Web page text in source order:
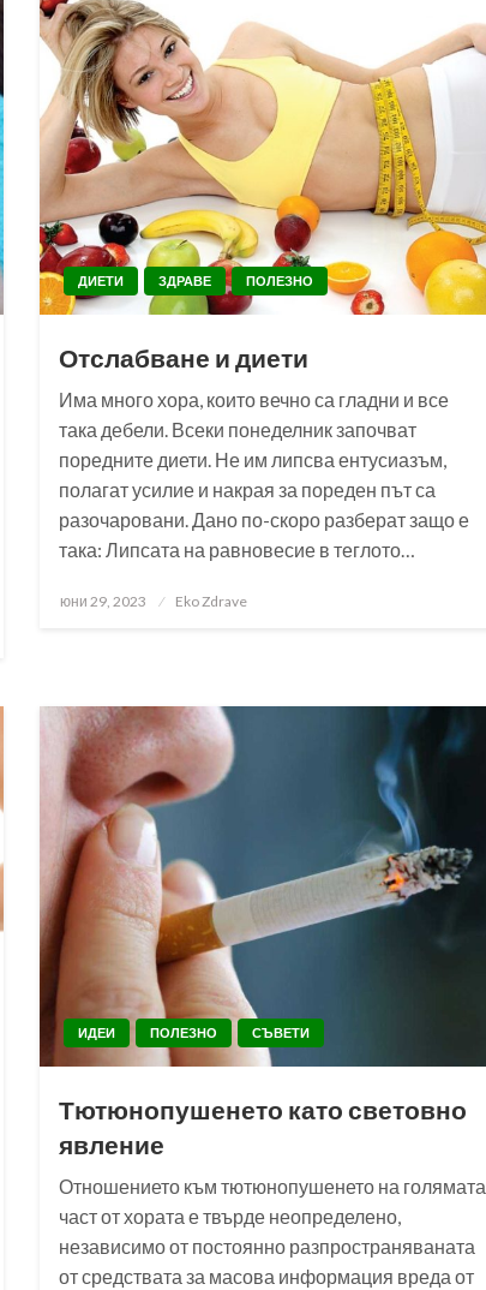
ДИЕТИ ЗДРАВЕ ПОЛЕЗНО
Отслабване и диети
Има много хора, които вечно са гладни и все
така дебели. Всеки понеделник започват
поредните диети. Не им липсва ентусиазъм,
полагат усилие и накрая за пореден път са
разочаровани. Дано по-скоро разберат защо е
така: Липсата на равновесие в теглото…
Posted
юни 29, 2023 Eko Zdrave
ИДЕИ ПОЛЕЗНО СЪВЕТИ
Тютюнопушенето като световно
явление
Отношението към тютюнопушенето на голямата
част от хората е твърде неопределено,
независимо от постоянно разпространяваната
от средствата за масова информация вреда от